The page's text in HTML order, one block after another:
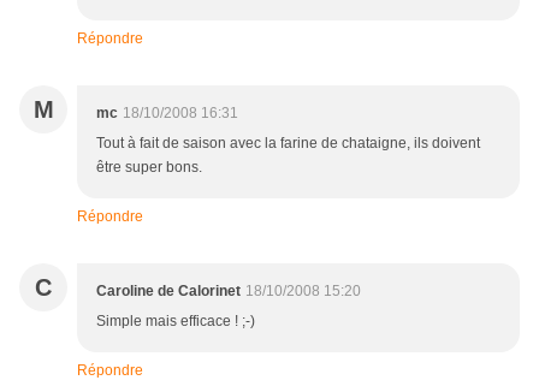
Répondre
M mc 18/10/2008 16:31
Tout à fait de saison avec la farine de chataigne, ils doivent
être super bons.
Répondre
C Caroline de Calorinet 18/10/2008 15:20
Simple mais efficace ! ;-)
Répondre